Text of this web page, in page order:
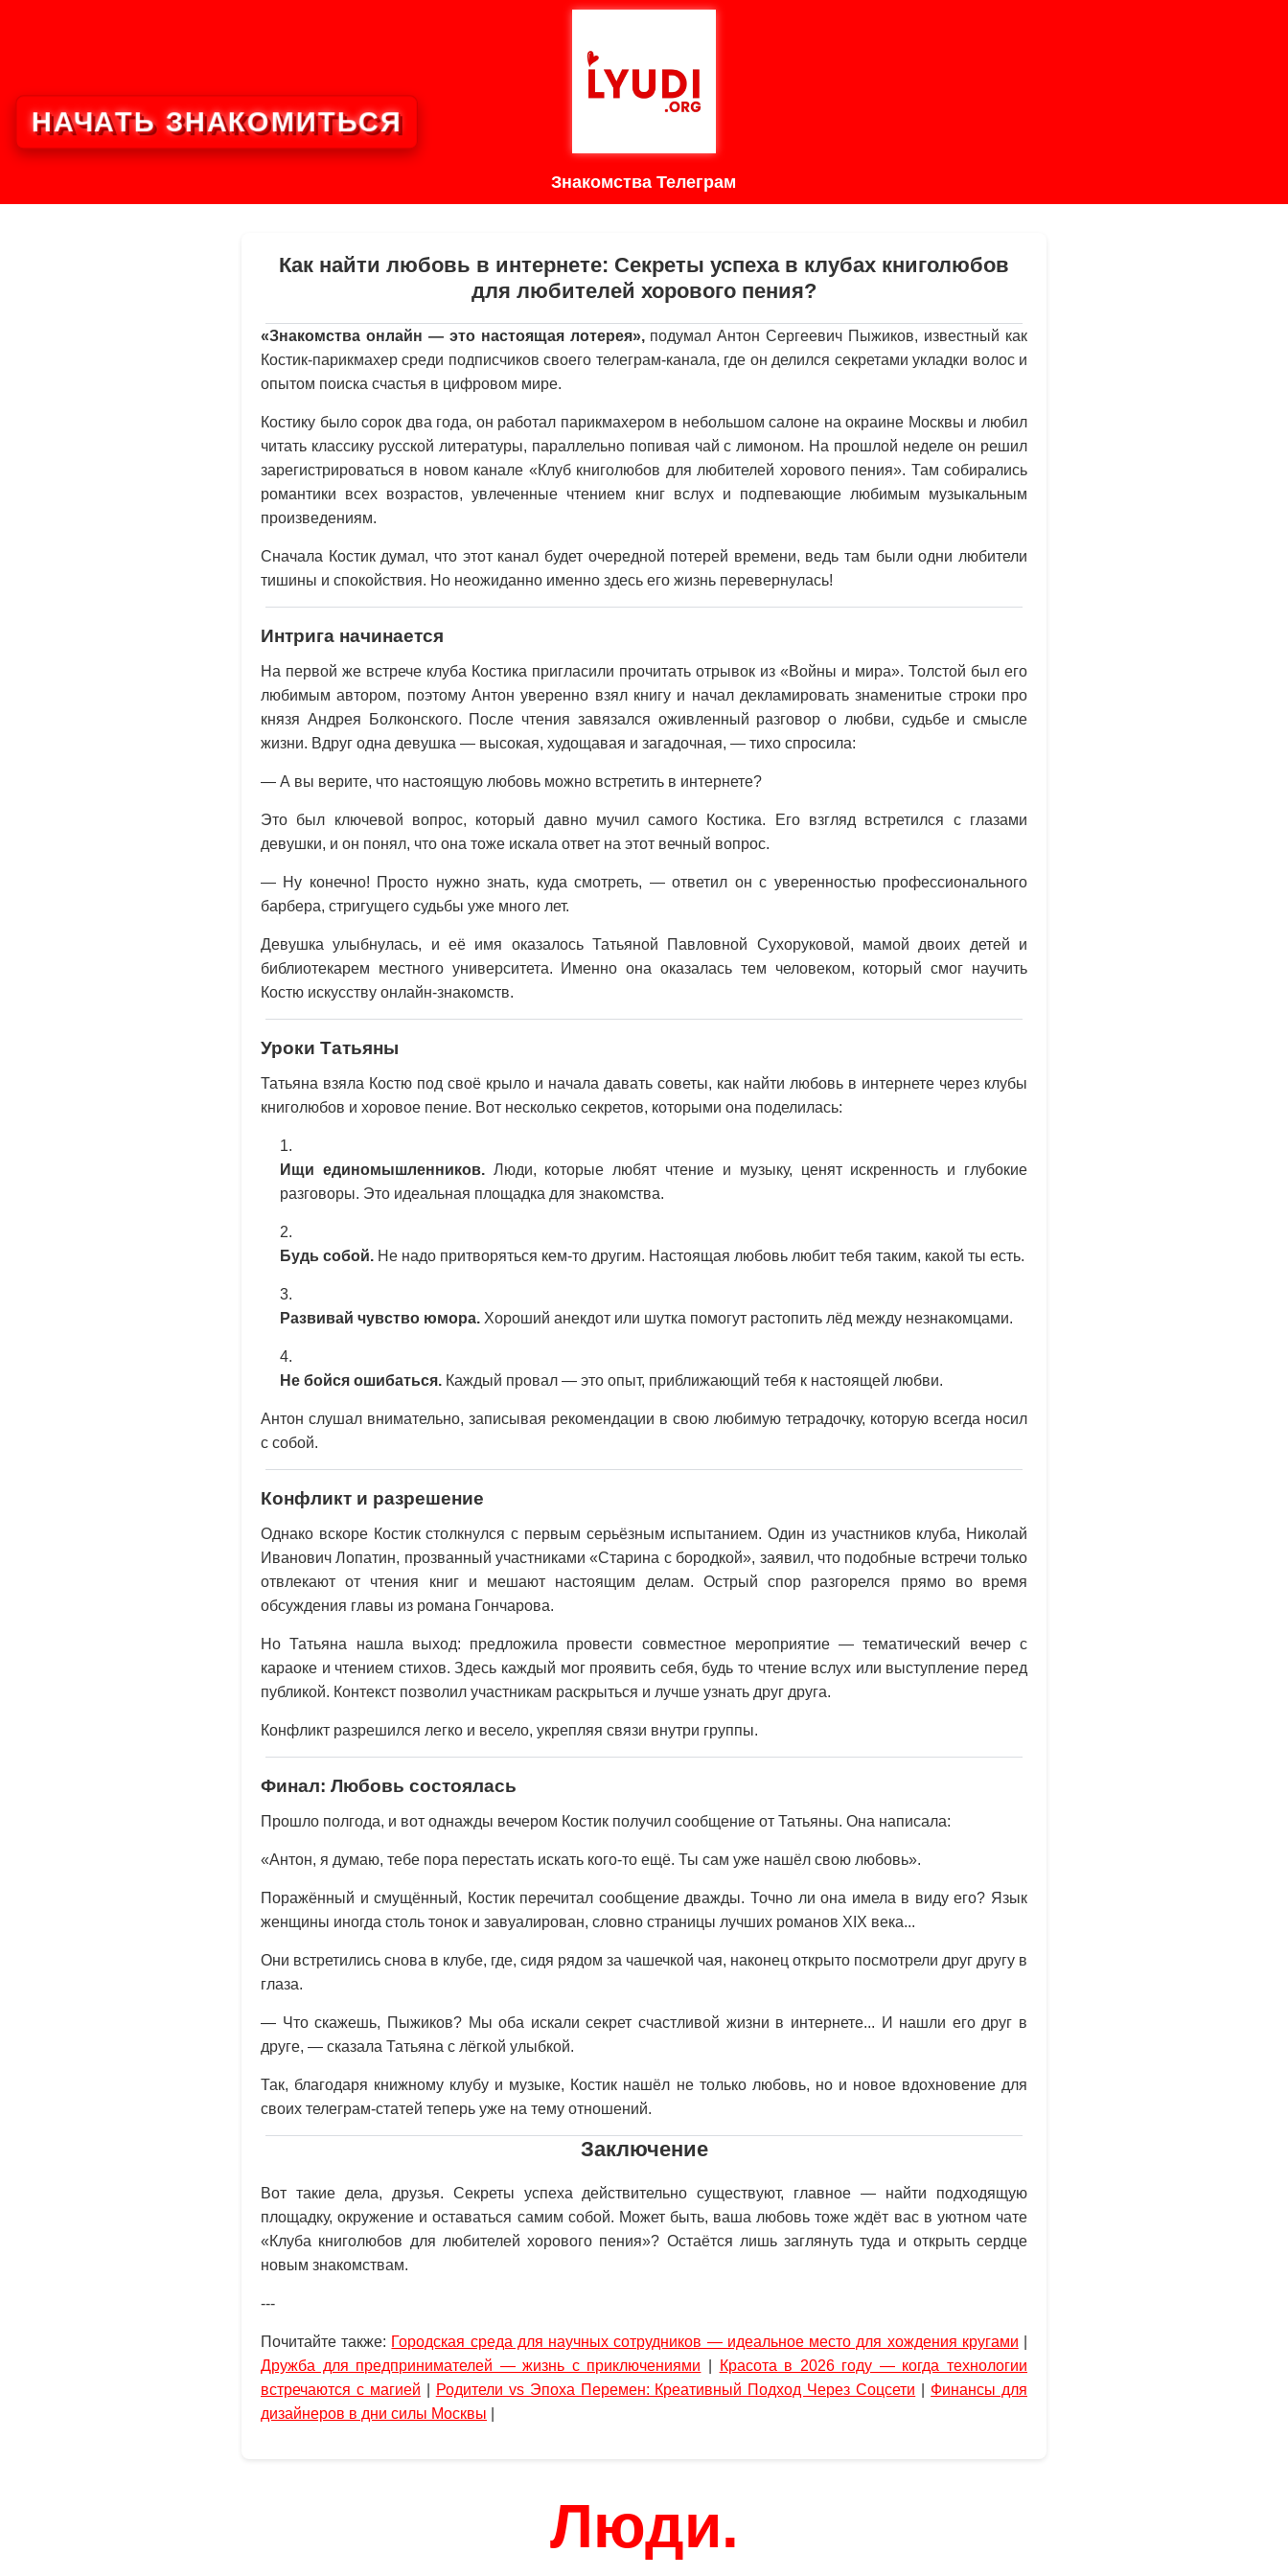
Знакомства Телеграм
Как найти любовь в интернете: Секреты успеха в клубах книголюбов
для любителей хорового пения?
«Знакомства онлайн — это настоящая лотерея»,подумал Антон Сергеевич Пыжиков, известный как
Костик-парикмахер среди подписчиков своего телеграм-канала, где он делился секретами укладки волос и
опытом поиска счастья в цифровом мире.
Костику было сорок два года, он работал парикмахером в небольшом салоне на окраине Москвы и любил
читать классику русской литературы, параллельно попивая чай с лимоном. На прошлой неделе он решил
зарегистрироваться в новом канале «Клуб книголюбов для любителей хорового пения». Там собирались
романтики всех возрастов, увлеченные чтением книг вслух и подпевающие любимым музыкальным
произведениям.
Сначала Костик думал, что этот канал будет очередной потерей времени, ведь там были одни любители
тишины и спокойствия. Но неожиданно именно здесь его жизнь перевернулась!
Интрига начинается
На первой же встрече клуба Костика пригласили прочитать отрывок из «Войны и мира». Толстой был его
любимым автором, поэтому Антон уверенно взял книгу и начал декламировать знаменитые строки про
князя Андрея Болконского. После чтения завязался оживленный разговор о любви, судьбе и смысле
жизни. Вдруг одна девушка — высокая, худощавая и загадочная, — тихо спросила:
— А вы верите, что настоящую любовь можно встретить в интернете?
Это был ключевой вопрос, который давно мучил самого Костика. Его взгляд встретился с глазами
девушки, и он понял, что она тоже искала ответ на этот вечный вопрос.
— Ну конечно! Просто нужно знать, куда смотреть, — ответил он с уверенностью профессионального
барбера, стригущего судьбы уже много лет.
Девушка улыбнулась, и её имя оказалось Татьяной Павловной Сухоруковой, мамой двоих детей и
библиотекарем местного университета. Именно она оказалась тем человеком, который смог научить
Костю искусству онлайн-знакомств.
Уроки Татьяны
Татьяна взяла Костю под своё крыло и начала давать советы, как найти любовь в интернете через клубы
книголюбов и хоровое пение. Вот несколько секретов, которыми она поделилась:
Ищи единомышленников.Люди, которые любят чтение и музыку, ценят искренность и глубокие
разговоры. Это идеальная площадка для знакомства.
Будь собой. Не надо притворяться кем-то другим. Настоящая любовь любит тебя таким, какой ты есть.
Развивай чувство юмора. Хороший анекдот или шутка помогут растопить лёд между незнакомцами.
Не бойся ошибаться. Каждый провал — это опыт, приближающий тебя к настоящей любви.
Антон слушал внимательно, записывая рекомендации в свою любимую тетрадочку, которую всегда носил
с собой.
Конфликт и разрешение
Однако вскоре Костик столкнулся с первым серьёзным испытанием. Один из участников клуба, Николай
Иванович Лопатин, прозванный участниками «Старина с бородкой», заявил, что подобные встречи только
отвлекают от чтения книг и мешают настоящим делам. Острый спор разгорелся прямо во время
обсуждения главы из романа Гончарова.
Но Татьяна нашла выход: предложила провести совместное мероприятие — тематический вечер с
караоке и чтением стихов. Здесь каждый мог проявить себя, будь то чтение вслух или выступление перед
публикой. Контекст позволил участникам раскрыться и лучше узнать друг друга.
Конфликт разрешился легко и весело, укрепляя связи внутри группы.
Финал: Любовь состоялась
Прошло полгода, и вот однажды вечером Костик получил сообщение от Татьяны. Она написала:
«Антон, я думаю, тебе пора перестать искать кого-то ещё. Ты сам уже нашёл свою любовь».
Поражённый и смущённый, Костик перечитал сообщение дважды. Точно ли она имела в виду его? Язык
женщины иногда столь тонок и завуалирован, словно страницы лучших романов XIX века...
Они встретились снова в клубе, где, сидя рядом за чашечкой чая, наконец открыто посмотрели друг другу в
глаза.
— Что скажешь, Пыжиков? Мы оба искали секрет счастливой жизни в интернете... И нашли его друг в
друге, — сказала Татьяна с лёгкой улыбкой.
Так, благодаря книжному клубу и музыке, Костик нашёл не только любовь, но и новое вдохновение для
своих телеграм-статей теперь уже на тему отношений.
Заключение
Вот такие дела, друзья. Секреты успеха действительно существуют, главное — найти подходящую
площадку, окружение и оставаться самим собой. Может быть, ваша любовь тоже ждёт вас в уютном чате
«Клуба книголюбов для любителей хорового пения»? Остаётся лишь заглянуть туда и открыть сердце
новым знакомствам.
---
Почитайте также: Городская среда для научных сотрудников — идеальное место для хождения кругами
Дружба для предпринимателей — жизнь с приключениями
Красота в 2026 году — когда технологии
встречаются с магией
Родители vs Эпоха Перемен: Креативный Подход Через Соцсети
Финансы для
дизайнеров в дни силы Москвы
Люди.
НАЧАТЬ ЗНАКОМИТЬСЯ